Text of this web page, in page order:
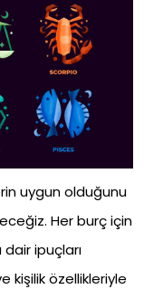
uygun olduğunu
Her burç için
ipuçları
kişilik özellikleriyle